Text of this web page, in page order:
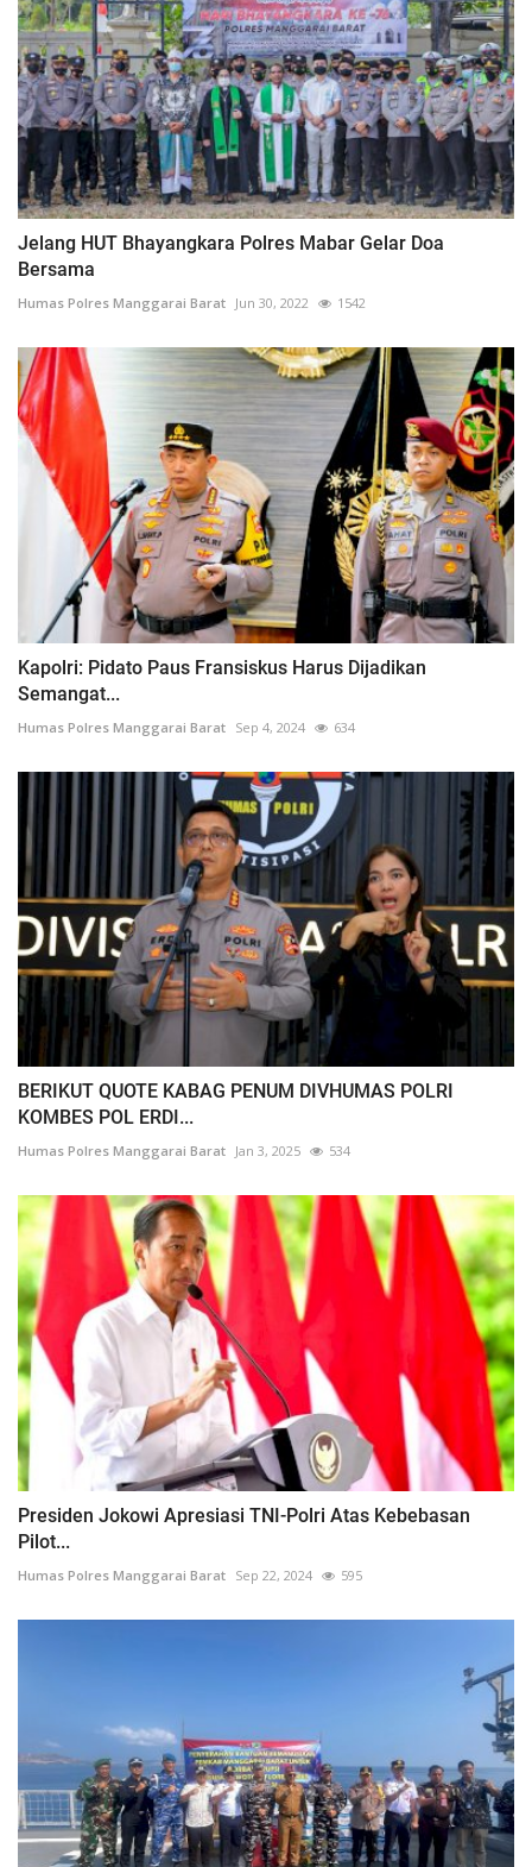
Jelang HUT Bhayangkara Polres Mabar Gelar Doa
Bersama
Humas Polres Manggarai Barat Jun 30, 2022 1542
Kapolri: Pidato Paus Fransiskus Harus Dijadikan
Semangat...
Humas Polres Manggarai Barat Sep 4, 2024 634
BERIKUT QUOTE KABAG PENUM DIVHUMAS POLRI
KOMBES POL ERDI...
Humas Polres Manggarai Barat Jan 3, 2025 534
Presiden Jokowi Apresiasi TNI-Polri Atas Kebebasan
Pilot...
Humas Polres Manggarai Barat Sep 22, 2024 595